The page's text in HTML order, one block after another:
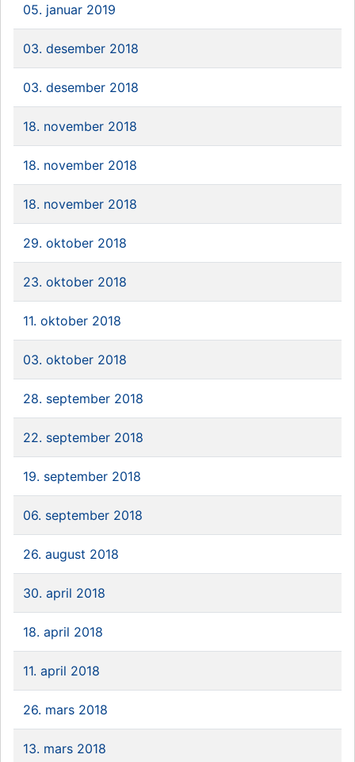
05. januar 2019
03. desember 2018
03. desember 2018
18. november 2018
18. november 2018
18. november 2018
29. oktober 2018
23. oktober 2018
11. oktober 2018
03. oktober 2018
28. september 2018
22. september 2018
19. september 2018
06. september 2018
26. august 2018
30. april 2018
18. april 2018
11. april 2018
26. mars 2018
13. mars 2018